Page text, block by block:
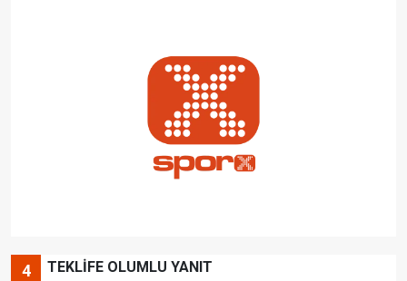
4 TEKLİFE OLUMLU YANIT